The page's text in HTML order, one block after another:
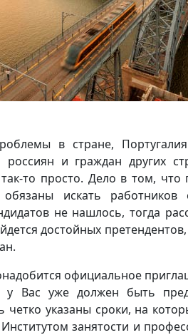
в стране,
россиян и граждан других
то просто. Дело в том, что
искать работников
не нашлось, тогда
достойных
официальное
Вас уже должен быть
указаны сроки, на
занятости и